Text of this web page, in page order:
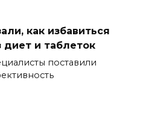
как избавиться
диет и таблеток
поставили